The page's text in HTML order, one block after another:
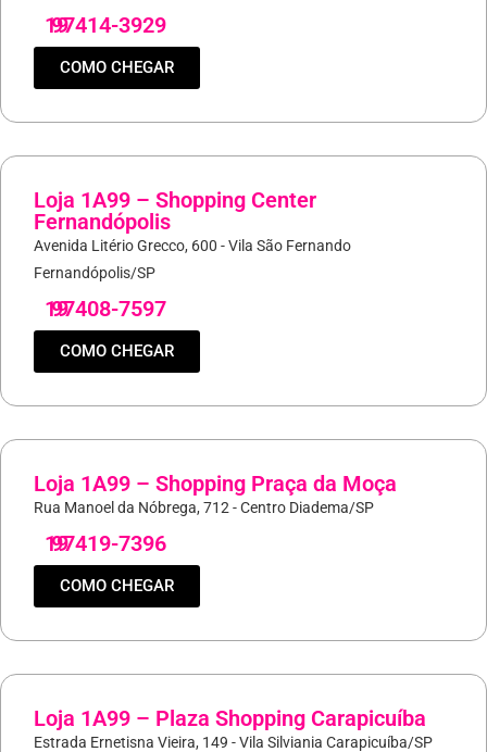
19
97414-3929
COMO CHEGAR
Loja 1A99 – Shopping Center
Fernandópolis
Avenida Litério Grecco, 600 - Vila São Fernando
Fernandópolis/SP
19
97408-7597
COMO CHEGAR
Loja 1A99 – Shopping Praça da Moça
Rua Manoel da Nóbrega, 712 - Centro Diadema/SP
19
97419-7396
COMO CHEGAR
Loja 1A99 – Plaza Shopping Carapicuíba
Estrada Ernetisna Vieira, 149 - Vila Silviania Carapicuíba/SP